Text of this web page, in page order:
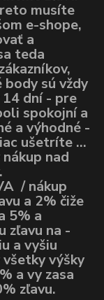
musíte
e-shope,
a
teda
sú vždy
dní - pre
spokojní a
a výhodné -
ušetríte ...
nad
/ nákup
a 2% čiže
5% a
zľavu na -
a vyšiu
výšky
a vy zasa
zľavu.